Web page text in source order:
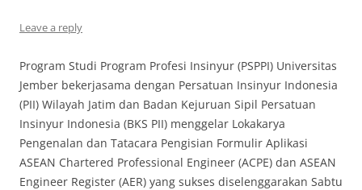
Leave a reply
Program Studi Program Profesi Insinyur (PSPPI) Universitas
Jember bekerjasama dengan Persatuan Insinyur Indonesia
(PII) Wilayah Jatim dan Badan Kejuruan Sipil Persatuan
Insinyur Indonesia (BKS PII) menggelar Lokakarya
Pengenalan dan Tatacara Pengisian Formulir Aplikasi
ASEAN Chartered Professional Engineer (ACPE) dan ASEAN
Engineer Register (AER) yang sukses diselenggarakan Sabtu